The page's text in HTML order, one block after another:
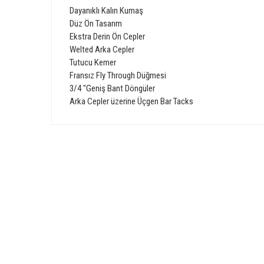
Dayanıklı Kalın Kumaş
Düz Ön Tasarım
Ekstra Derin Ön Cepler
Welted ArkaCepler
Tutucu Kemer
Fransız FlyThrough Düğmesi
3/4"Geniş BantDöngüler
ArkaCeplerüzerine Üçgen BarTacks